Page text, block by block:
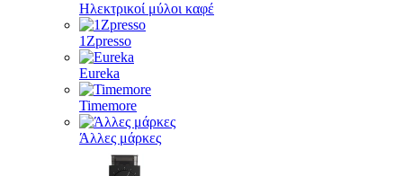
Ηλεκτρικοί μύλοι καφέ
1Zpresso
Eureka
Timemore
Άλλες μάρκες